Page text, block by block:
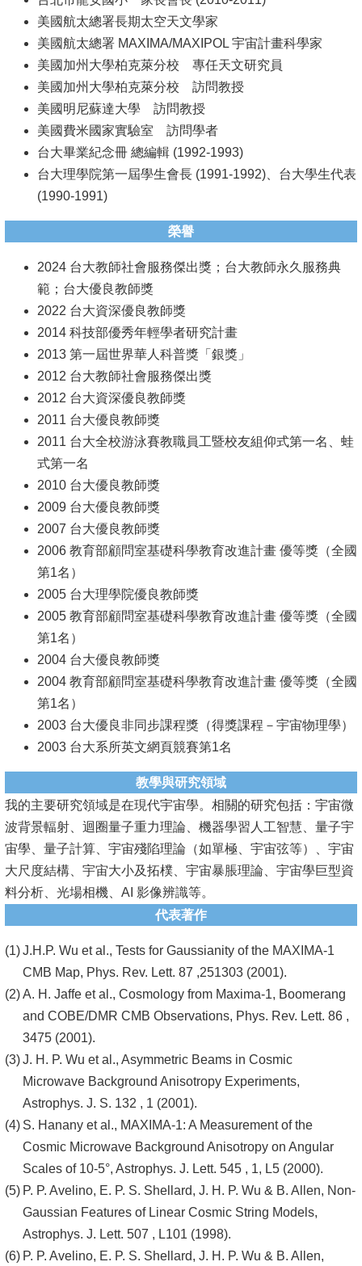
美國航太總署長期太空天文學家
美國航太總署 MAXIMA/MAXIPOL 宇宙計畫科學家
美國加州大學柏克萊分校 專任天文研究員
美國加州大學柏克萊分校 訪問教授
美國明尼蘇達大學 訪問教授
美國費米國家實驗室 訪問學者
台大畢業紀念冊 總編輯 (1992-1993)
台大理學院第一屆學生會長 (1991-1992)、台大學生代表
(1990-1991)
榮譽
2024 台大教師社會服務傑出獎；台大教師永久服務典
範；台大優良教師獎
2022 台大資深優良教師獎
2014 科技部優秀年輕學者研究計畫
2013 第一屆世界華人科普獎「銀獎」
2012 台大教師社會服務傑出獎
2012 台大資深優良教師獎
2011 台大優良教師獎
2011 台大全校游泳賽教職員工暨校友組仰式第一名、蛙
式第一名
2010 台大優良教師獎
2009 台大優良教師獎
2007 台大優良教師獎
2006 教育部顧問室基礎科學教育改進計畫 優等獎（全國
第1名）
2005 台大理學院優良教師獎
2005 教育部顧問室基礎科學教育改進計畫 優等獎（全國
第1名）
2004 台大優良教師獎
2004 教育部顧問室基礎科學教育改進計畫 優等獎（全國
第1名）
2003 台大優良非同步課程獎（得獎課程－宇宙物理學）
2003 台大系所英文網頁競賽第1名
教學與研究領域
我的主要研究領域是在現代宇宙學。相關的研究包括：宇宙微
波背景輻射、迴圈量子重力理論、機器學習人工智慧、量子宇
宙學、量子計算、宇宙殘陷理論（如單極、宇宙弦等）、宇宙
大尺度結構、宇宙大小及拓樸、宇宙暴脹理論、宇宙學巨型資
料分析、光場相機、AI 影像辨識等。
代表著作
J.H.P. Wu et al., Tests for Gaussianity of the MAXIMA-1
CMB Map, Phys. Rev. Lett. 87 ,251303 (2001).
A. H. Jaffe et al., Cosmology from Maxima-1, Boomerang
and COBE/DMR CMB Observations, Phys. Rev. Lett. 86 ,
3475 (2001).
J. H. P. Wu et al., Asymmetric Beams in Cosmic
Microwave Background Anisotropy Experiments,
Astrophys. J. S. 132 , 1 (2001).
S. Hanany et al., MAXIMA-1: A Measurement of the
Cosmic Microwave Background Anisotropy on Angular
Scales of 10-5°, Astrophys. J. Lett. 545 , 1, L5 (2000).
P. P. Avelino, E. P. S. Shellard, J. H. P. Wu & B. Allen, Non-
Gaussian Features of Linear Cosmic String Models,
Astrophys. J. Lett. 507 , L101 (1998).
P. P. Avelino, E. P. S. Shellard, J. H. P. Wu & B. Allen,